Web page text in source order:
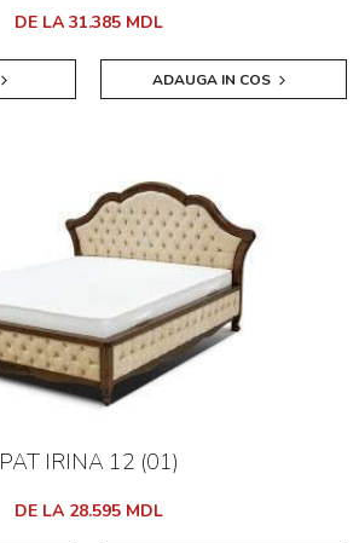
DE LA 31.385 MDL
ADAUGA IN COS
PAT IRINA 12 (01)
DE LA 28.595 MDL